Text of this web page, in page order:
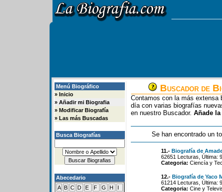
Menú Biográfico
» Inicio
» Añadir mi Biografia
» Modificar Biografía
» Las más Buscadas
Busca Biografías
Abecedario
A B C D E F G H
I
Buscador de
Contamos con la más extensa
día con varias biografías
en nuestro Buscador. Añade
Se han encontrado un
11.- Biografía de
62651 Lecturas, Última:
Categoria: Ciencía y
12.- Biografía de Yaco
61214 Lecturas, Última:
Categoria: Cine y